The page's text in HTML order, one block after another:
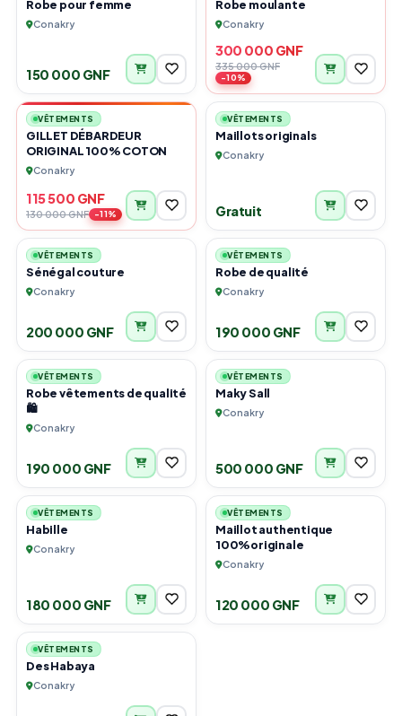
Robe pour femme
Conakry
150 000 GNF
Robe moulante
Conakry
300 000 GNF
335 000 GNF
-10%
-11%
6
VÊTEMENTS
GILLET DÉBARDEUR
ORIGINAL 100% COTON
Conakry
115 500 GNF
130 000 GNF -11%
6
VÊTEMENTS
Maillots originals
Conakry
Gratuit
4
VÊTEMENTS
Sénégal couture
Conakry
200 000 GNF
1
VÊTEMENTS
Robe de qualité
Conakry
190 000 GNF
6
VÊTEMENTS
Robe vêtements de qualité
🛍️
Conakry
190 000 GNF
URGENT
5
VÊTEMENTS
Maky Sall
Conakry
500 000 GNF
1
VÊTEMENTS
Habille
Conakry
180 000 GNF
4
VÊTEMENTS
Maillot authentique
100%originale
Conakry
120 000 GNF
3
VÊTEMENTS
Des Habaya
Conakry